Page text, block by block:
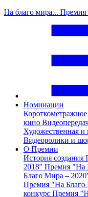
На благо мира... Премия
Номинации
кино
Художественная и
Видеоролики и
О Премии
История создания
2018" Премия "На
Благо Мира –
Премия "На Благо
конкурс Премия